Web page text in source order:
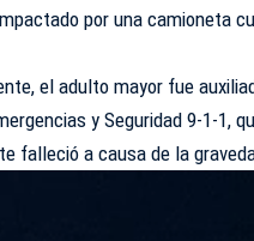
por una camioneta
el adulto mayor fue
y Seguridad 9-1-1,
falleció a causa de la